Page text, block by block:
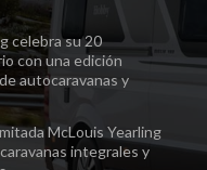
celebra su 20
con una edición
autocaravanas y
McLouis Yearling
integrales y